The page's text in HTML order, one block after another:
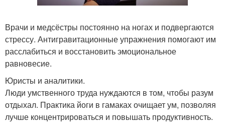
Врачи и медсёстры постоянно на ногах и подвергаются
стрессу. Антигравитационные упражнения помогают им
расслабиться и восстановить эмоциональное
равновесие.
Юристы и аналитики.
Люди умственного труда нуждаются в том, чтобы разум
отдыхал. Практика йоги в гамаках очищает ум, позволяя
лучше концентрироваться и повышать продуктивность.